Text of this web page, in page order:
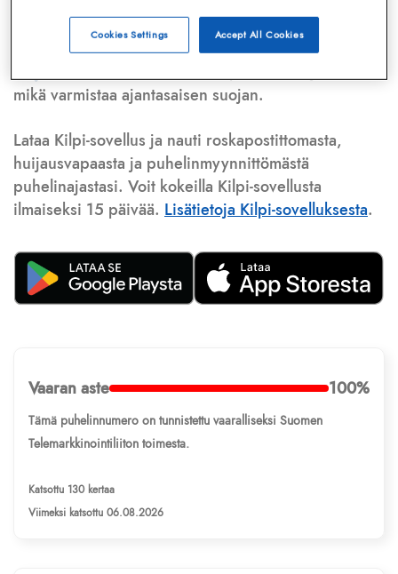
Lisäksi tunnistamme automaattisesti, jos kyseessä on
puhelinhuijarin numero, sähköpostiosoitetai
huijausviesti. Tietokantaamme päivitetään jatkuvasti,
mikä varmistaa ajantasaisen suojan.
Lataa Kilpi-sovellus ja nauti roskapostittomasta,
huijausvapaasta ja puhelinmyynnittömästä
puhelinajastasi. Voit kokeilla Kilpi-sovellusta
ilmaiseksi 15 päivää. Lisätietoja Kilpi-sovelluksesta.
Vaaran aste 100%
Tämä puhelinnumero on tunnistettu vaaralliseksi Suomen
Telemarkkinointiliiton toimesta.
Katsottu 130 kertaa
Viimeksi katsottu 06.08.2026
Accept All Cookies
Cookies Settings